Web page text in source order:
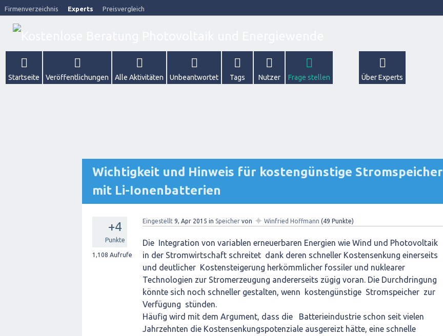
Firmenverzeichnis Experts Preisvergleich
Startseite Veröffentlichungen Alle Aktivitäten Unbeantwortet Tags Nutzer Frage stellen Über Experts
Wichtigkeit und Hinweis für kostengünstige Stromspeicher
mit Li-Ionenbatterien
+4
Punkte
1,108 Aufrufe
Eingestellt 9, Apr 2015 in Speicher von ✦ Winfried Hoffmann (49 Punkte)
Die Integration von variablen erneuerbaren Energien wie Wind und Photovoltaik
in der Stromwirtschaft schreitet dank deren schneller Kostensenkung einerseits
und deutlicher Kostensteigerung herkömmlicher fossiler und nuklearer
Technologien zur Stromerzeugung andererseits zügig voran. Die Durchdringung
könnte sich noch schneller gestalten, wenn kostengünstige Stromspeicher zur
Verfügung stünden.
Häufig wird mit dem Argument, dass die Batterieindustrie schon seit vielen
Jahrzehnten die Kostensenkungspotenziale ausgereizt hätte, eine schnelle